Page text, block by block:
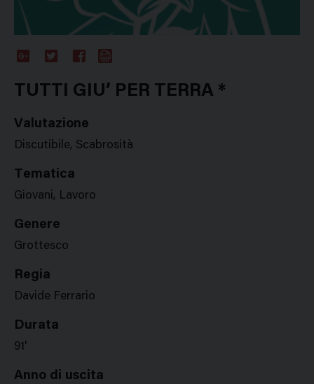
Plus
TUTTI GIU’ PER TERRA *
Valutazione
Discutibile, Scabrosità
Tematica
Giovani, Lavoro
Genere
Grottesco
Regia
Davide Ferrario
Durata
91'
Anno di uscita